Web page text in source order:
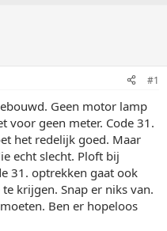
#1
Geen motor lamp
voor geen meter. Code 31.
het redelijk goed. Maar
echt slecht. Ploft bij
31. optrekken gaat ook
krijgen. Snap er niks van.
Ben er hopeloos